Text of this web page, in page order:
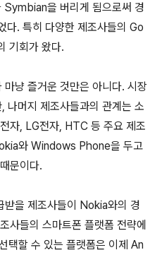
을 버리게 됨으로써 경
다. 특히 다양한 제조사들의 Go
기회가 왔다.
냥 즐거운 것만은 아니다. 시장
나머지 제조사들과의 관계는 소
자, LG전자, HTC 등 주요 제조
와 Windows Phone을 두고
문이다.
을 제조사들이 Nokia와의 경
사들의 스마트폰 플랫폼 전략에
택할 수 있는 플랫폼은 이제 An